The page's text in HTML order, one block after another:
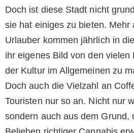
Doch ist diese Stadt nicht
sie hat einiges zu bieten. Mehr
Urlauber kommen jährlich in
ihr eigenes Bild von den vielen
der Kultur im Allgemeinen zu
Doch auch die Vielzahl an
Touristen nur so an. Nicht nur
sondern auch aus dem Grund,